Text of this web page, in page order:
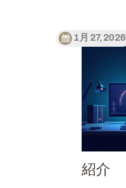
1月 27, 2026
紹介